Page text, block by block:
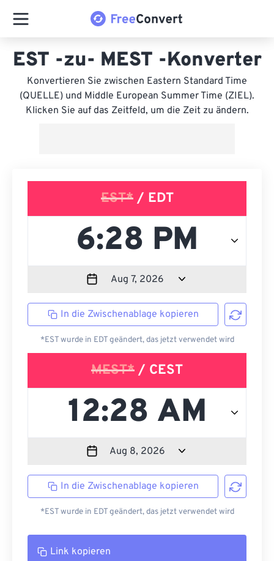
EST -zu- MEST -Konverter
Konvertieren Sie zwischen Eastern Standard Time
(QUELLE) und Middle European Summer Time (ZIEL).
Klicken Sie auf das Zeitfeld, um die Zeit zu ändern.
EST*/ EDT
In die Zwischenablage kopieren
*EST wurde in EDT geändert, das jetzt verwendet wird
MEST* / CEST
In die Zwischenablage kopieren
*EST wurde in EDT geändert, das jetzt verwendet wird
Link kopieren